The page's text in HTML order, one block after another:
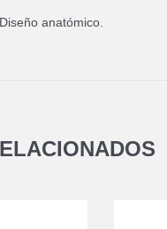
Diseño anatómico.